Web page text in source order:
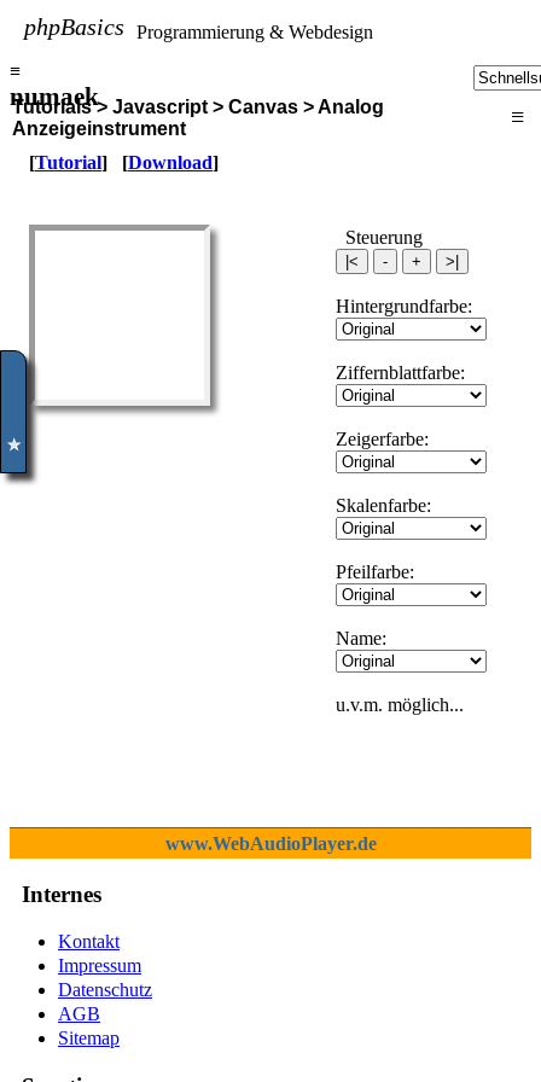
✮
phpBasics
Programmierung & Webdesign
≡
numaek
Tutorials > Javascript > Canvas > Analog
Anzeigeinstrument
≡
[Tutorial] [Download]
Steuerung
Hintergrundfarbe:
Ziffernblattfarbe:
Zeigerfarbe:
Skalenfarbe:
Pfeilfarbe:
Name:
u.v.m. möglich...
www.WebAudioPlayer.de
Internes
Kontakt
Impressum
Datenschutz
AGB
Sitemap